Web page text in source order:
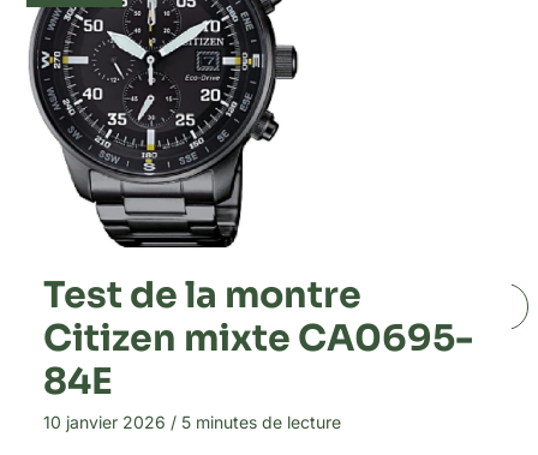
Test de la montre
Citizen mixte CA0695-
84E
10 janvier 2026 / 5 minutes de lecture
1 2 … 6